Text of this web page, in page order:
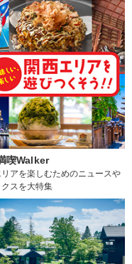
喫Walker
アを楽しむためのニュースや
クスを大特集